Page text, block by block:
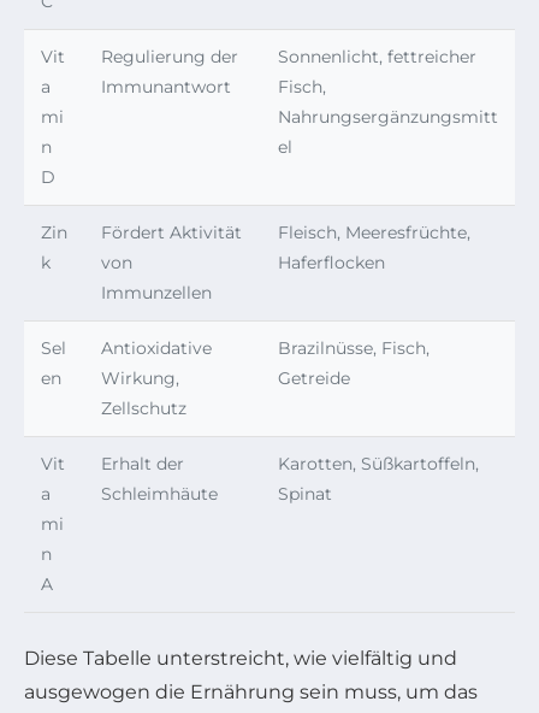
Vit
a
mi
n
D
Regulierung der
Immunantwort
Sonnenlicht, fettreicher
Fisch,
Nahrungsergänzungsmitt
el
Zin
k
Fördert Aktivität
von
Immunzellen
Fleisch, Meeresfrüchte,
Haferflocken
Sel
en
Antioxidative
Wirkung,
Zellschutz
Brazilnüsse, Fisch,
Getreide
Vit
a
mi
n
A
Erhalt der
Schleimhäute
Karotten, Süßkartoffeln,
Spinat
Diese Tabelle unterstreicht, wie vielfältig und
ausgewogen die Ernährung sein muss, um das